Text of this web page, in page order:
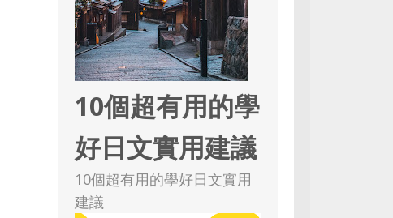
10個超有用的學
好日文實用建議
10個超有用的學好日文實用
建議